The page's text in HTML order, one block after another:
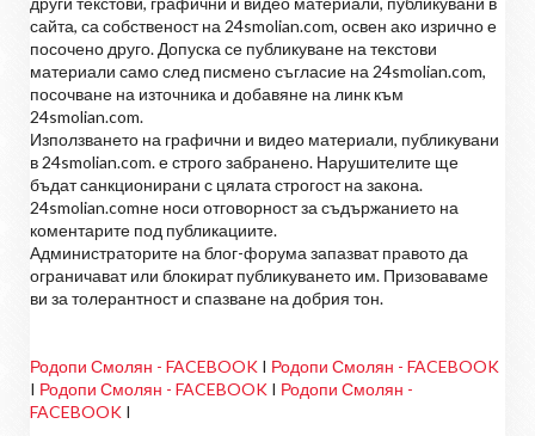
сайта, са собственост на 24smolian.com, освен ако изрично е
посочено друго. Допуска се публикуване на текстови
материали само след писмено съгласие на 24smolian.com,
посочване на източника и добавяне на линк към
24smolian.com.
Използването на графични и видео материали, публикувани
в 24smolian.com. е строго забранено. Нарушителите ще
бъдат санкционирани с цялата строгост на закона.
24smolian.comне носи отговорност за съдържанието на
коментарите под публикациите.
Администраторите на блог-форума запазват правото да
ограничават или блокират публикуването им. Призоваваме
ви за толерантност и спазване на добрия тон.
Родопи Смолян - FACEBOOK I Родопи Смолян - FACEBOOK
I Родопи Смолян - FACEBOOK I Родопи Смолян -
FACEBOOK I